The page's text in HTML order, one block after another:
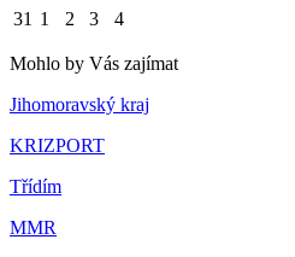
31 1 2 3 4
Mohlo by Vás zajímat
Jihomoravský kraj
KRIZPORT
Třídím
MMR